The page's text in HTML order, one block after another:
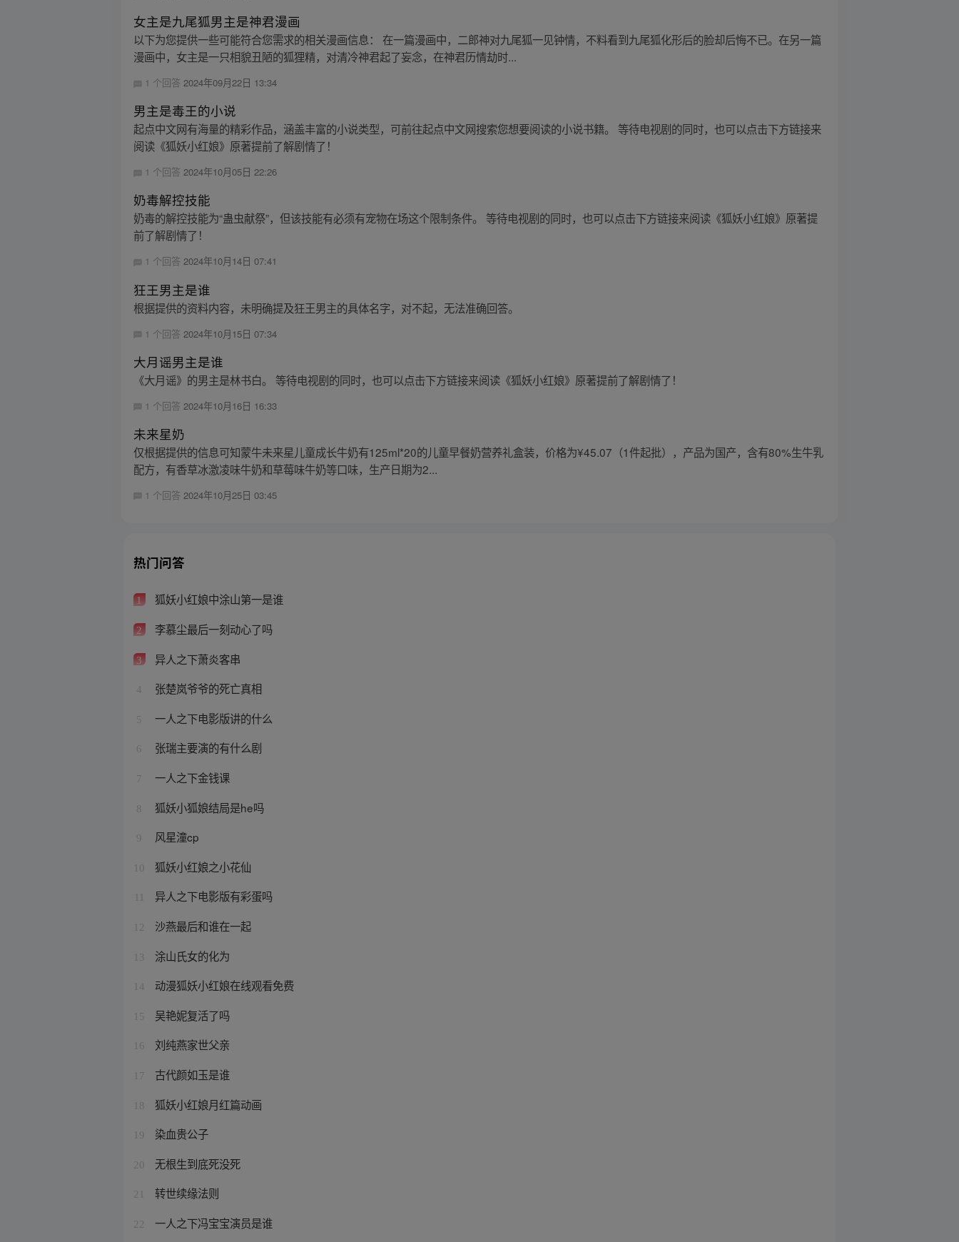
女主是九尾狐男主是神君漫画
以下为您提供一些可能符合您需求的相关漫画信息： 在一篇漫画中，二郎神对九尾狐一见钟情，不料看到九尾狐化形后的脸却后悔不已。在另一篇
漫画中，女主是一只相貌丑陋的狐狸精，对清冷神君起了妄念，在神君历情劫时...
1 个回答2024年09月22日 13:34
男主是毒王的小说
起点中文网有海量的精彩作品，涵盖丰富的小说类型，可前往起点中文网搜索您想要阅读的小说书籍。 等待电视剧的同时，也可以点击下方链接来
阅读《狐妖小红娘》原著提前了解剧情了！
1 个回答2024年10月05日 22:26
奶毒解控技能
奶毒的解控技能为“蛊虫献祭”，但该技能有必须有宠物在场这个限制条件。 等待电视剧的同时，也可以点击下方链接来阅读《狐妖小红娘》原著提
前了解剧情了！
1 个回答2024年10月14日 07:41
狂王男主是谁
根据提供的资料内容，未明确提及狂王男主的具体名字，对不起，无法准确回答。
1 个回答 2024年10月15日 07:34
大月谣男主是谁
《大月谣》的男主是林书白。 等待电视剧的同时，也可以点击下方链接来阅读《狐妖小红娘》原著提前了解剧情了！
1 个回答 2024年10月16日 16:33
未来星奶
仅根据提供的信息可知蒙牛未来星儿童成长牛奶有125ml*20的儿童早餐奶营养礼盒装，价格为¥45.07（1件起批），产品为国产，含有80%生牛乳
配方，有香草冰激凌味牛奶和草莓味牛奶等口味，生产日期为2...
1 个回答2024年10月25日 03:45
热门问答
1 狐妖小红娘中涂山第一是谁
2 李慕尘最后一刻动心了吗
3 异人之下萧炎客串
4 张楚岚爷爷的死亡真相
5 一人之下电影版讲的什么
6 张瑞主要演的有什么剧
7 一人之下金钱课
8 狐妖小狐娘结局是he吗
9 风星潼cp
10 狐妖小红娘之小花仙
异人之下电影版有彩蛋吗
12 沙燕最后和谁在一起
13 涂山氏女的化为
14 动漫狐妖小红娘在线观看免费
15 吴艳妮复活了吗
16 刘纯燕家世父亲
17 古代颜如玉是谁
18 狐妖小红娘月红篇动画
19 染血贵公子
20 无根生到底死没死
21 转世续缘法则
22 一人之下冯宝宝演员是谁